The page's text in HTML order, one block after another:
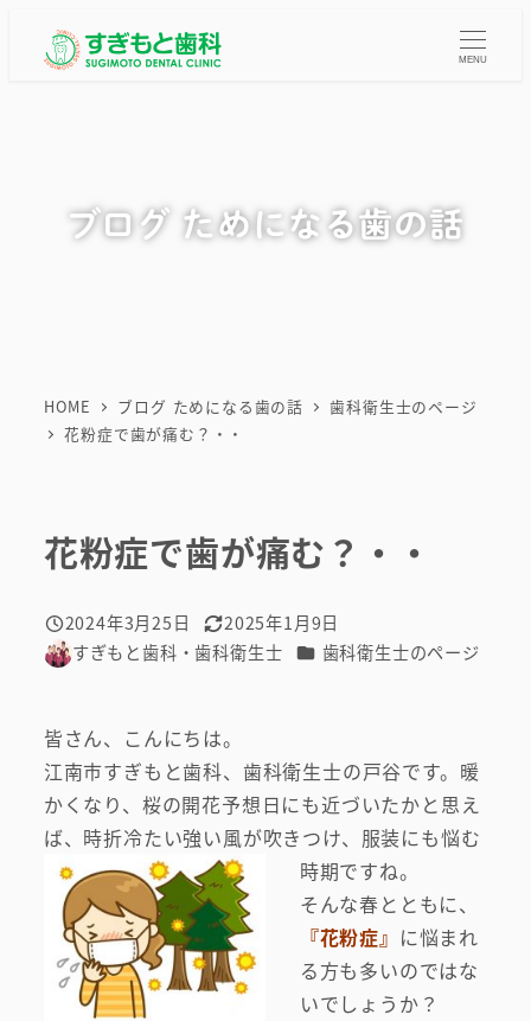
MENU
ブログ ためになる歯の話
HOME ブログ ためになる歯の話
歯科衛生士のページ
花粉症で歯が痛む？・・
花粉症で歯が痛む？・・
投稿日
2024年3月25日
更新日
2025年1月9日
著
すぎもと歯科・歯科衛生士 カテゴリー
歯科衛生士のページ
皆さん、こんにちは。
江南市すぎもと歯科、歯科衛生士の戸谷です。暖
かくなり、桜の開花予想日にも近づいたかと思え
ば、時折冷たい強い風が吹きつけ、服装にも悩む
時期ですね。
そんな春とともに、
『花粉症』 に悩まれ
る方も多いのではな
いでしょうか？